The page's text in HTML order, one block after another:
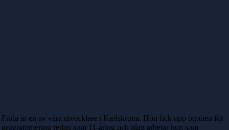
Frida är en av våra utvecklare i Karlskrona. Hon fick upp ögonen för
programmering redan som 11-åring och idag arbetar hon som